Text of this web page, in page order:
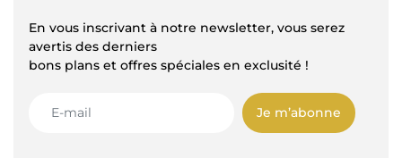
En vous inscrivant à notre newsletter, vous serez
avertis des derniers
bons plans et offres spéciales en exclusité !
Je m’abonne